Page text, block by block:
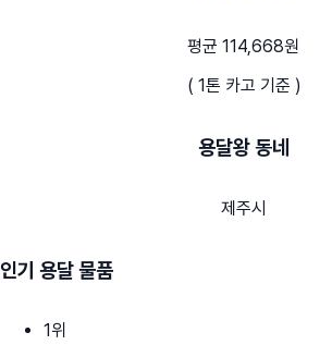
평균 114,668원
( 1톤 카고 기준 )
용달왕 동네
제주시
인기 용달 물품
1위